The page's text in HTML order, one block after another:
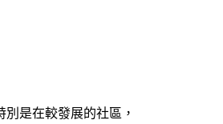
是在較發展的社區，